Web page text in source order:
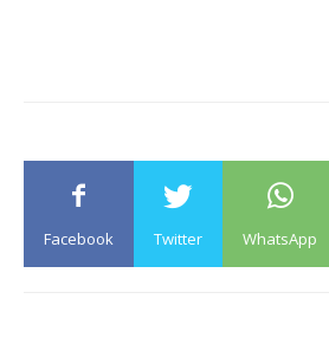
Facebook Twitter WhatsApp